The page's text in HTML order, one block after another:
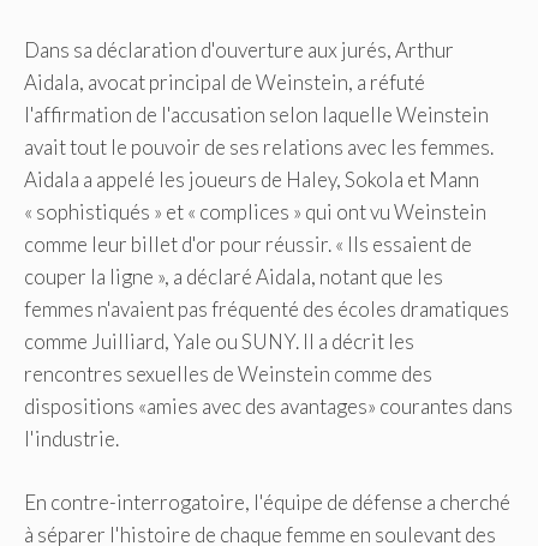
Dans sa déclaration d'ouverture aux jurés, Arthur
Aidala, avocat principal de Weinstein, a réfuté
l'affirmation de l'accusation selon laquelle Weinstein
avait tout le pouvoir de ses relations avec les femmes.
Aidala a appelé les joueurs de Haley, Sokola et Mann
« sophistiqués » et « complices » qui ont vu Weinstein
comme leur billet d'or pour réussir. « Ils essaient de
couper la ligne », a déclaré Aidala, notant que les
femmes n'avaient pas fréquenté des écoles dramatiques
comme Juilliard, Yale ou SUNY. Il a décrit les
rencontres sexuelles de Weinstein comme des
dispositions «amies avec des avantages» courantes dans
l'industrie.
En contre-interrogatoire, l'équipe de défense a cherché
à séparer l'histoire de chaque femme en soulevant des